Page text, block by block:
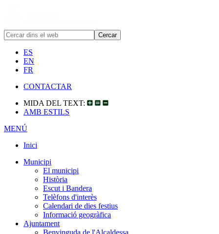
ES
EN
FR
CONTACTAR
MIDA DEL TEXT:
AMB ESTILS
MENÚ
Inici
Municipi
El municipi
Història
Escut i Bandera
Telèfons d'interès
Calendari de dies festius
Informació geogràfica
Ajuntament
Benvinguda de l'Alcaldessa